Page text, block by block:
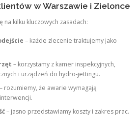
w Warszawie i Zielonce
kilku kluczowych zasadach:
– każde zlecenie traktujemy jako
– korzystamy z kamer inspekcyjnych,
i urządzeń do hydro-jettingu.
– rozumiemy, że awarie wymagają
– jasno przedstawiamy koszty i zakres prac.